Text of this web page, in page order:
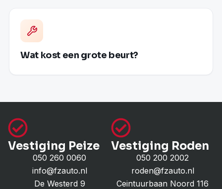
Wat kost een grote beurt?
Vestiging Peize
050 260 0060
info@fzauto.nl
De Westerd 9
Vestiging Roden
050 200 2002
roden@fzauto.nl
Ceintuurbaan Noord 116